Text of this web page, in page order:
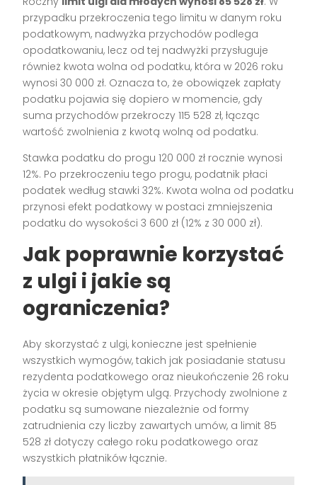
przypadku przekroczenia tego limitu w danym roku
podatkowym, nadwyżka przychodów podlega
opodatkowaniu, lecz od tej nadwyżki przysługuje
również kwota wolna od podatku, która w 2026 roku
wynosi 30 000 zł. Oznacza to, że obowiązek zapłaty
podatku pojawia się dopiero w momencie, gdy
suma przychodów przekroczy 115 528 zł, łącząc
wartość zwolnienia z kwotą wolną od podatku.
Stawka podatku do progu 120 000 zł rocznie wynosi
12%. Po przekroczeniu tego progu, podatnik płaci
podatek według stawki 32%. Kwota wolna od podatku
przynosi efekt podatkowy w postaci zmniejszenia
podatku do wysokości 3 600 zł (12% z 30 000 zł).
Jak poprawnie korzystać
z ulgi i jakie są
ograniczenia?
Aby skorzystać z ulgi, konieczne jest spełnienie
wszystkich wymogów, takich jak posiadanie statusu
rezydenta podatkowego oraz nieukończenie 26 roku
życia w okresie objętym ulgą. Przychody zwolnione z
podatku są sumowane niezależnie od formy
zatrudnienia czy liczby zawartych umów, a limit 85
528 zł dotyczy całego roku podatkowego oraz
wszystkich płatników łącznie.